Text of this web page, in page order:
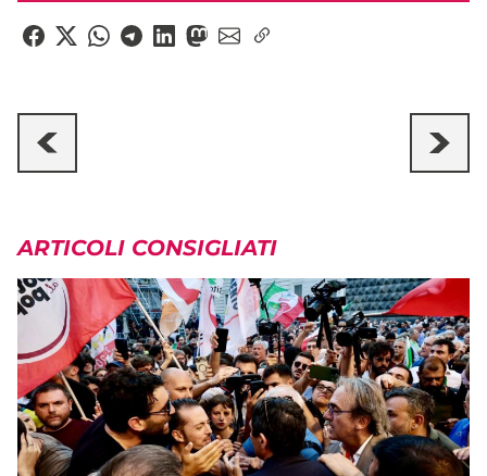
ARTICOLI CONSIGLIATI